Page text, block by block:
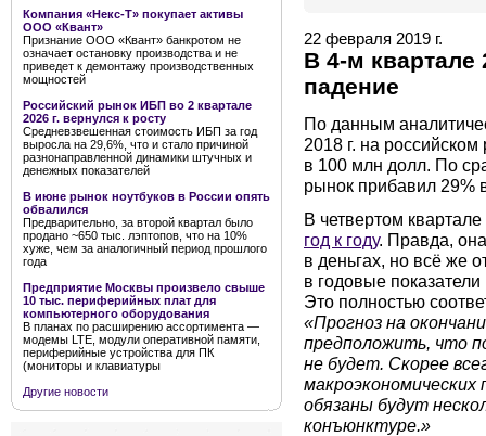
Компания «Некс-Т» покупает активы
ООО «Квант»
Признание ООО «Квант» банкротом не
означает остановку производства и не
приведет к демонтажу производственных
мощностей
Российский рынок ИБП во 2 квартале
2026 г. вернулся к росту
Средневзвешенная стоимость ИБП за год
выросла на 29,6%, что и стало причиной
разнонаправленной динамики штучных и
денежных показателей
В июне рынок ноутбуков в России опять
обвалился
Предварительно, за второй квартал было
продано ~650 тыс. лэптопов, что на 10%
хуже, чем за аналогичный период прошлого
года
Предприятие Москвы произвело свыше
10 тыс. периферийных плат для
компьютерного оборудования
В планах по расширению ассортимента —
модемы LTE, модули оперативной памяти,
периферийные устройства для ПК
(мониторы и клавиатуры
Другие новости
22 февраля 2019 г.
В 4-м
падение
По данным
2018 г. на
в 100 млн долл. По
рынок прибавил 29%
В четвертом
год к году. Правда,
в деньгах, но всё же
в годовые
Это полностью
«Прогноз на
предположить, что
не будет. Скорее
макроэкономических
обязаны будут
конъюнктуре.»